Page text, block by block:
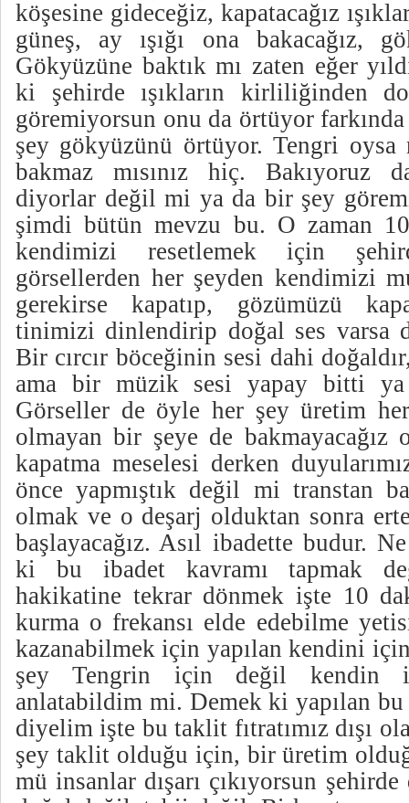
köşesine gideceğiz, kapatacağız
güneş, ay ışığı ona bakacağız,
Gökyüzüne baktık mı zaten eğer
ki şehirde ışıkların kirliliğinden
göremiyorsun onu da örtüyor farkında
şey gökyüzünü örtüyor. Tengri
bakmaz mısınız hiç. Bakıyoruz
diyorlar değil mi ya da bir şey
şimdi bütün mevzu bu. O zaman
kendimizi resetlemek için
görsellerden her şeyden kendimizi
gerekirse kapatıp, gözümüzü
tinimizi dinlendirip doğal ses varsa
Bir cırcır böceğinin sesi dahi
ama bir müzik sesi yapay bitti
Görseller de öyle her şey üretim
olmayan bir şeye de bakmayacağız
kapatma meselesi derken
önce yapmıştık değil mi transtan
olmak ve o deşarj olduktan sonra
başlayacağız. Asıl ibadette budur.
ki bu ibadet kavramı tapmak
hakikatine tekrar dönmek işte 10
kurma o frekansı elde edebilme
kazanabilmek için yapılan kendini
şey Tengrin için değil kendin
anlatabildim mi. Demek ki yapılan
diyelim işte bu taklit fıtratımız dışı
şey taklit olduğu için, bir üretim
mü insanlar dışarı çıkıyorsun